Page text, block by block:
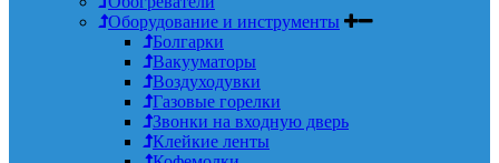
Оборудование и инструменты
Болгарки
Вакууматоры
Воздуходувки
Газовые горелки
Звонки на входную дверь
Клейкие ленты